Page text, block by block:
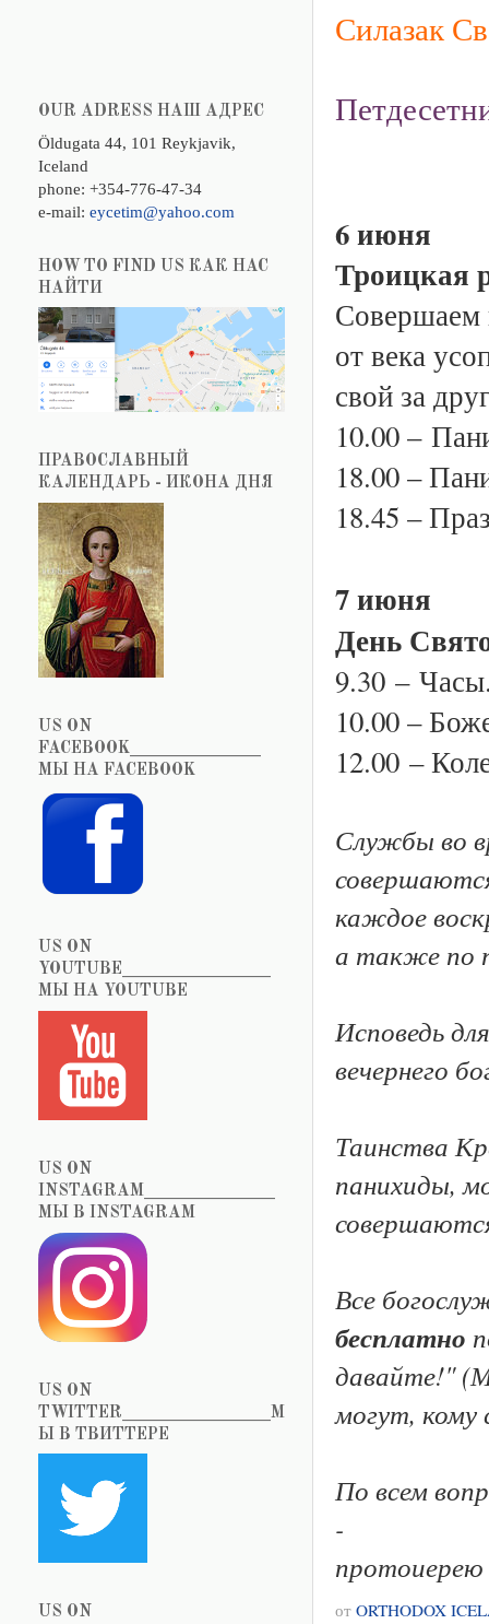
Силазак
6 июня
Троицкая
Совершаем
от века
свой за
10.00 –
18.00 –
18.45 –
7 июня
День
9.30 –
10.00 –
12.00 –
Службы во
каждое
а также по
Исповедь
вечернего
Таинства
панихиды,
Все
бесплатно
давайте!"
могут, кому
По всем
-
протоиерею
от ORTHODOX
OUR ADRESS НАШ АДРЕС
Öldugata 44, 101 Reykjavik,
Iceland
phone: +354-776-47-34
e-mail: eycetim@yahoo.com
HOW TO FIND US КАК НАС
НАЙТИ
ПРАВОСЛАВНЫЙ
КАЛЕНДАРЬ - ИКОНА ДНЯ
US ON
FACEBOOK_______________
МЫ НА FACEBOOK
US ON
YOUTUBE_________________
МЫ НА YOUTUBE
US ON
INSTAGRAM_______________
МЫ В INSTAGRAM
US ON
TWITTER_________________М
Ы В ТВИТТЕРЕ
US ON